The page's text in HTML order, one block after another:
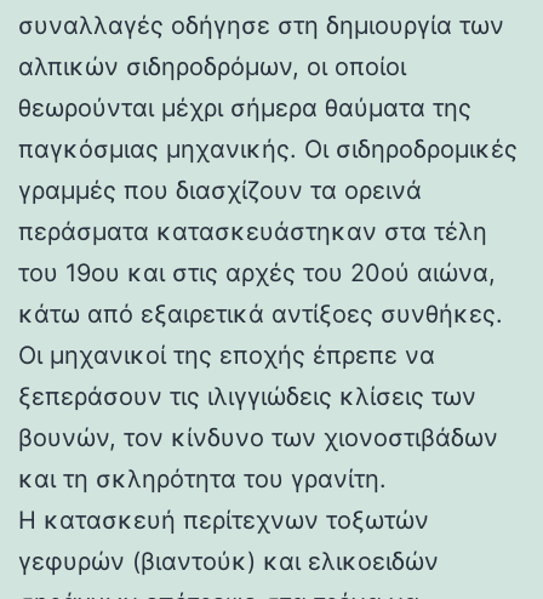
συναλλαγές οδήγησε στη δημιουργία των
αλπικών σιδηροδρόμων, οι οποίοι
θεωρούνται μέχρι σήμερα θαύματα της
παγκόσμιας μηχανικής. Οι σιδηροδρομικές
γραμμές που διασχίζουν τα ορεινά
περάσματα κατασκευάστηκαν στα τέλη
του 19ου και στις αρχές του 20ού αιώνα,
κάτω από εξαιρετικά αντίξοες συνθήκες.
Οι μηχανικοί της εποχής έπρεπε να
ξεπεράσουν τις ιλιγγιώδεις κλίσεις των
βουνών, τον κίνδυνο των χιονοστιβάδων
και τη σκληρότητα του γρανίτη.
Η κατασκευή περίτεχνων τοξωτών
γεφυρών (βιαντούκ) και ελικοειδών